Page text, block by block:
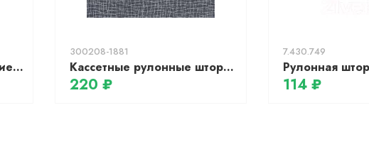
Горизонтальные алюминиевые жалюзи АС МАРТ 9729 67x160 (персиковый)
300208-1881
Кассетные рулонные шторы УНИ 1 - МАТРИЦА BLACK-OUT серый
220 ₽
7.430.749
114 ₽